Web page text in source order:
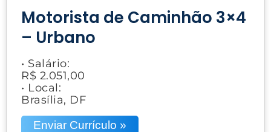
Motorista de Caminhão 3×4
– Urbano
• Salário:
R$ 2.051,00
• Local:
Brasília, DF
Enviar Currículo »